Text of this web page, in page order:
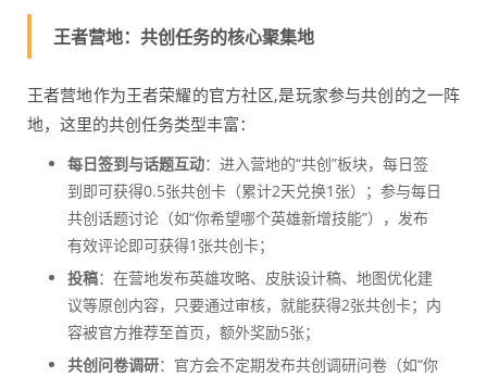
王者营地：共创任务的核心聚集地
王者营地作为王者荣耀的官方社区,是玩家参与共创的之一阵
地，这里的共创任务类型丰富：
每日签到与话题互动：进入营地的“共创”板块，每日签
到即可获得0.5张共创卡（累计2天兑换1张）；参与每日
共创话题讨论（如“你希望哪个英雄新增技能”），发布
有效评论即可获得1张共创卡；
投稿：在营地发布英雄攻略、皮肤设计稿、地图优化建
议等原创内容，只要通过审核，就能获得2张共创卡；内
容被官方推荐至首页，额外奖励5张；
共创问卷调研：官方会不定期发布共创调研问卷（如“你